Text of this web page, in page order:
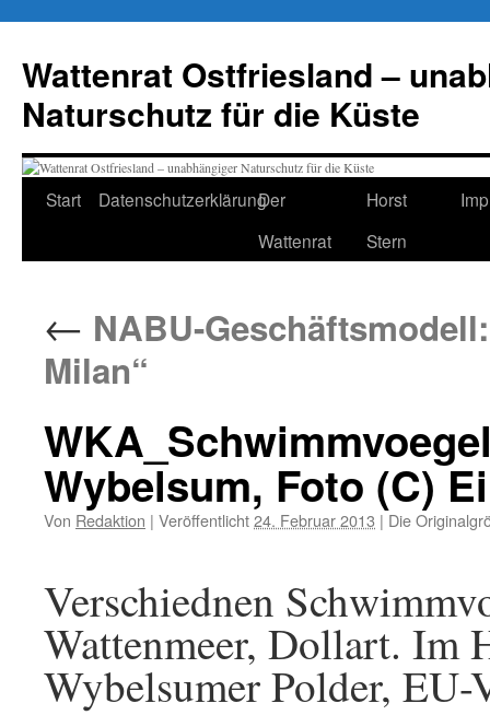
springen
Wattenrat Ostfriesland –
Naturschutz für die Küste
Start DatenschutzerklärungDer
Wattenrat
Horst
Stern
← NABU-
Milan“
Wybelsum, Foto (C)
Von Redaktion | Veröffentlicht24. Februar 2013 | Die
Verschiednen
Wattenmeer, Dollart. Im
Wybelsumer Polder, EU-